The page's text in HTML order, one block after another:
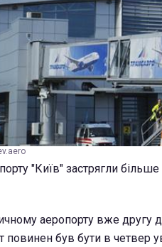
"Київ" застрягли
аеропорту вже другу
повинен був бути в четвер